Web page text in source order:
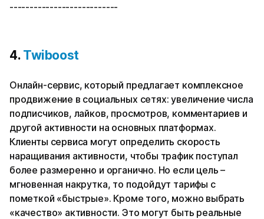
---------------------------
4. Twiboost
Онлайн-сервис, который предлагает комплексное
продвижение в социальных сетях: увеличение числа
подписчиков, лайков, просмотров, комментариев и
другой активности на основных платформах.
Клиенты сервиса могут определить скорость
наращивания активности, чтобы трафик поступал
более размеренно и органично. Но если цель –
мгновенная накрутка, то подойдут тарифы с
пометкой «быстрые». Кроме того, можно выбрать
«качество» активности. Это могут быть реальные